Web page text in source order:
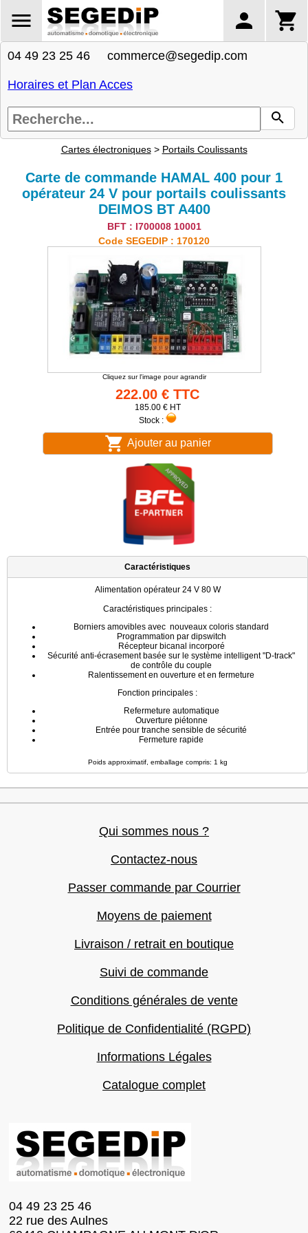
04 49 23 25 46 commerce@segedip.com
Horaires et Plan Acces
Cartes électroniques> Portails Coulissants
Carte de commande HAMAL 400 pour 1
opérateur 24 V pour portails coulissants
DEIMOS BT A400
BFT : I700008 10001
Code SEGEDIP : 170120
Cliquez sur l'image pour agrandir
222.00 € TTC
185.00 € HT
Stock :
Ajouter au panier
Caractéristiques
Alimentation opérateur 24 V 80 W
Caractéristiques principales :
Borniers amovibles avec nouveaux coloris standard
Programmation par dipswitch
Récepteur bicanal incorporé
Sécurité anti-écrasement basée sur le système intelligent "D-track"
de contrôle du couple
Ralentissement en ouverture et en fermeture
Fonction principales :
Refermeture automatique
Ouverture piétonne
Entrée pour tranche sensible de sécurité
Fermeture rapide
Poids approximatif, emballage compris: 1 kg
Qui sommes nous ?
Contactez-nous
Passer commande par Courrier
Moyens de paiement
Livraison / retrait en boutique
Suivi de commande
Conditions générales de vente
Politique de Confidentialité (RGPD)
Informations Légales
Catalogue complet
04 49 23 25 46
22 rue des Aulnes